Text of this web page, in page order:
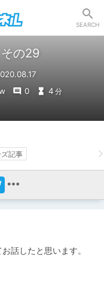
SEARCH
の29
0 4 分
記事
話したと思います。